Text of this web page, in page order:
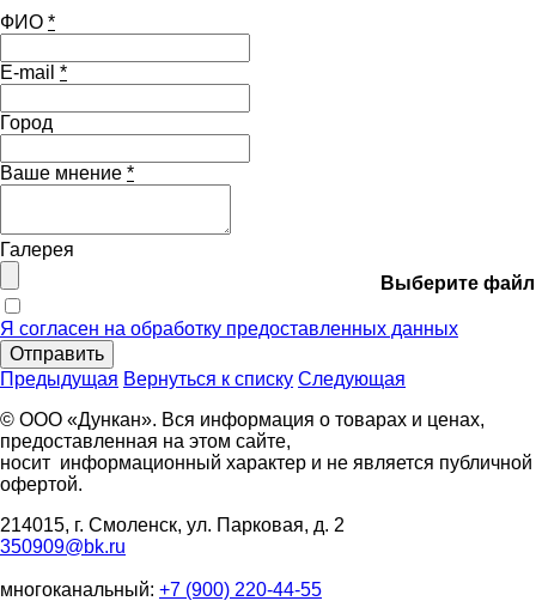
ФИО *
E-mail *
Город
Ваше мнение *
Галерея
Выберите файл
Я согласен на обработку предоставленных данных
Отправить
Предыдущая Вернуться к списку Следующая
© ООО «Дункан». Вся информация о товарах и ценах,
предоставленная на этом сайте,
носит информационный характер и не является публичной
офертой.
214015, г. Смоленск, ул. Парковая, д. 2
350909@bk.ru
многоканальный: +7 (900) 220-44-55